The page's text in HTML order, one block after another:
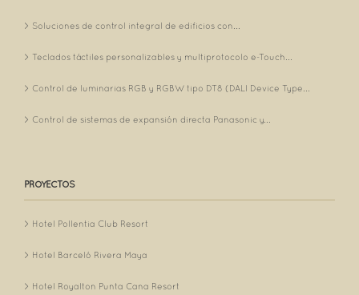
Soluciones de control integral de edificios con...
Teclados táctiles personalizables y multiprotocolo e-Touch...
Control de luminarias RGB y RGBW tipo DT8 (DALI Device Type...
Control de sistemas de expansión directa Panasonic y...
PROYECTOS
Hotel Pollentia Club Resort
Hotel Barceló Rivera Maya
Hotel Royalton Punta Cana Resort